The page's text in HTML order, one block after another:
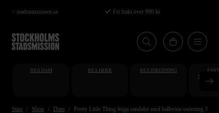
Hoppa
till
huvudinnehåll
< stadsmissionen.se Fri frakt över 990 kr
REA DAM REA HERR REA INREDNING
Start Shop Dam Pretty Little Thing höga sandaler med ballerina snörning 38